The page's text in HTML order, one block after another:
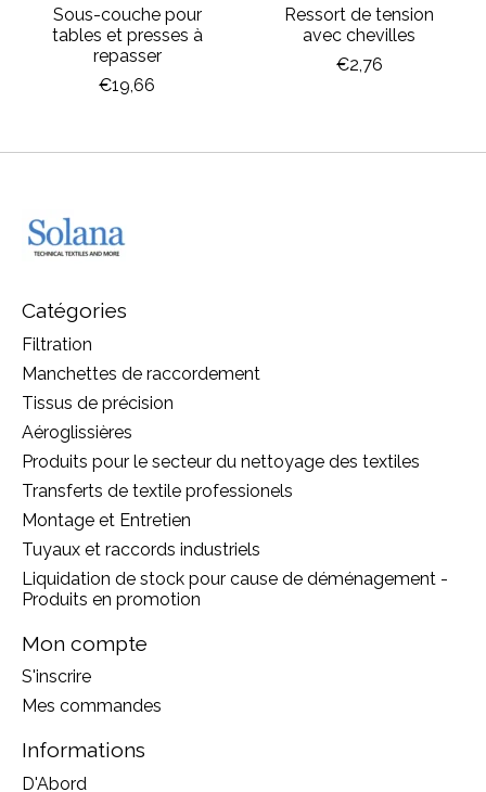
Sous-couche pour
tables et presses à
repasser
€19,66
Ressort de tension
avec chevilles
€2,76
Catégories
Filtration
Manchettes de raccordement
Tissus de précision
Aéroglissières
Produits pour le secteur du nettoyage des textiles
Transferts de textile professionels
Montage et Entretien
Tuyaux et raccords industriels
Liquidation de stock pour cause de déménagement -
Produits en promotion
Mon compte
S'inscrire
Mes commandes
Informations
D'Abord